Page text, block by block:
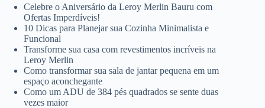
Celebre o Aniversário da Leroy Merlin Bauru com
Ofertas Imperdíveis!
10 Dicas para Planejar sua Cozinha Minimalista e
Funcional
Transforme sua casa com revestimentos incríveis na
Leroy Merlin
Como transformar sua sala de jantar pequena em um
espaço aconchegante
Como um ADU de 384 pés quadrados se sente duas
vezes maior